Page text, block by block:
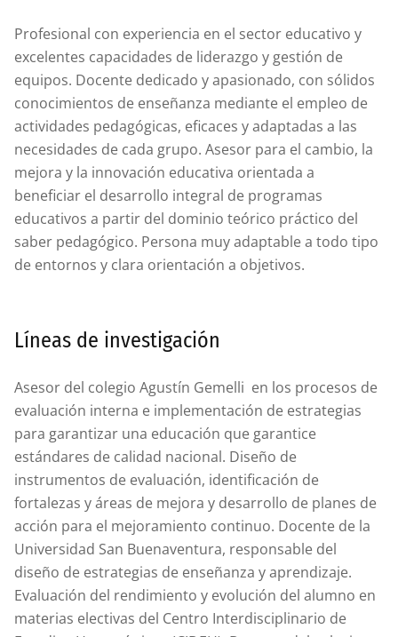
Profesional con experiencia en el sector educativo y
excelentes capacidades de liderazgo y gestión de
equipos. Docente dedicado y apasionado, con sólidos
conocimientos de enseñanza mediante el empleo de
actividades pedagógicas, eficaces y adaptadas a las
necesidades de cada grupo. Asesor para el cambio, la
mejora y la innovación educativa orientada a
beneficiar el desarrollo integral de programas
educativos a partir del dominio teórico práctico del
saber pedagógico. Persona muy adaptable a todo tipo
de entornos y clara orientación a objetivos.
Líneas de investigación
Asesor del colegio Agustín Gemelli en los procesos de
evaluación interna e implementación de estrategias
para garantizar una educación que garantice
estándares de calidad nacional. Diseño de
instrumentos de evaluación, identificación de
fortalezas y áreas de mejora y desarrollo de planes de
acción para el mejoramiento continuo. Docente de la
Universidad San Buenaventura, responsable del
diseño de estrategias de enseñanza y aprendizaje.
Evaluación del rendimiento y evolución del alumno en
materias electivas del Centro Interdisciplinario de